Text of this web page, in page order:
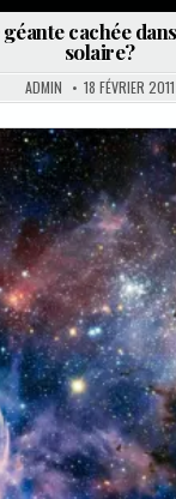
cachée
solaire?
ADMIN 18 FÉVRIER 2011
Posted
in